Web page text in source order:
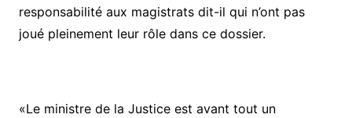
responsabilité aux magistrats dit-il qui n’ont pas
joué pleinement leur rôle dans ce dossier.
«Le ministre de la Justice est avant tout un